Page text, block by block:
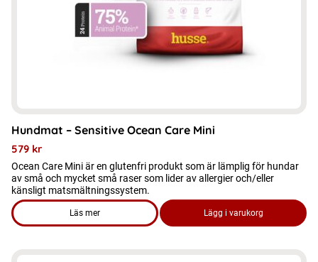
Hundmat – Sensitive Ocean Care Mini
579 kr
Ocean Care Mini är en glutenfri produkt som är lämplig för hundar
av små och mycket små raser som lider av allergier och/eller
känsligt matsmältningssystem.
Läs mer
om produkten Hundmat – Sensitive Ocean Care Mini
Lägg i varukorg